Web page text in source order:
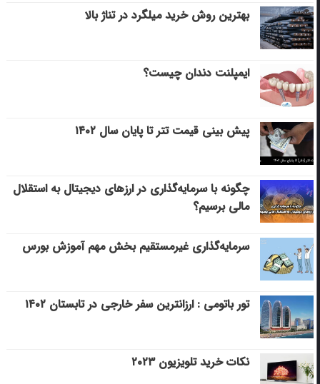
بهترین روش خرید میلگرد در تناژ بالا
ایمپلنت دندان چیست؟
پیش بینی قیمت تتر تا پایان سال ۱۴۰۲
چگونه با سرمایه‌گذاری در ارزهای دیجیتال به استقلال
مالی برسیم؟
سرمایه‌گذاری غیرمستقیم بخش مهم آموزش بورس
تور باتومی : ارزانترین سفر خارجی در تابستان ۱۴۰۲
نکات خرید تلویزیون ۲۰۲۳